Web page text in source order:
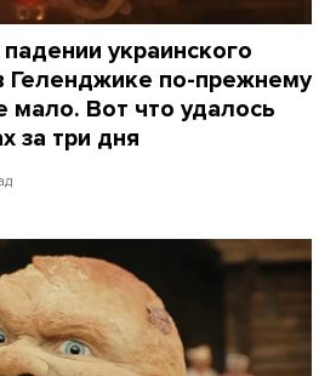
украинского
Геленджике по-прежнему
мало. Вот что удалось
за три дня